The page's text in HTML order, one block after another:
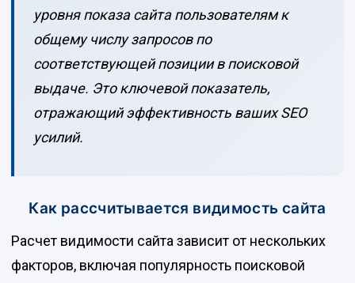
уровня показа сайта пользователям к
общему числу запросов по
соответствующей позиции в поисковой
выдаче. Это ключевой показатель,
отражающий эффективность ваших SEO
усилий.
Как рассчитывается видимость сайта
Расчет видимости сайта зависит от нескольких
факторов, включая популярность поисковой